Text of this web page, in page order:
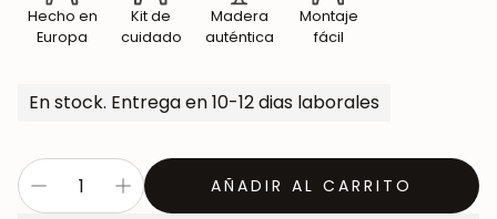
Hecho en
Europa
Kit de
cuidado
Madera
auténtica
Montaje
fácil
En stock. Entrega en 10-12 dias laborales
AÑADIR AL CARRITO